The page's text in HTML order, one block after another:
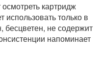
картридж
использовать только в
бесцветен, не содержит
напоминает